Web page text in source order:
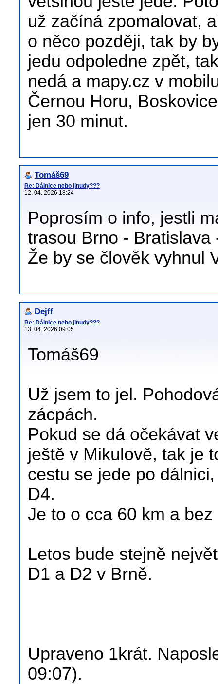
už začíná zpomalovat,
o něco později, tak by
jedu odpoledne zpět,
nedá a mapy.cz v
Černou Horu,
jen 30 minut.
Tomáš69
Re: Dálnice nebo jinudy???
12. 04. 2026 18:24
Poprosím o info, jestli
trasou Brno -
Že by se člověk vyhnul
Dejff
Re: Dálnice nebo jinudy???
13. 04. 2026 09:05
Tomáš69
Už jsem to jel.
zácpách.
Pokud se dá očekávat
ještě v Mikulově, tak je
cestu se jede po
D4.
Je to o cca 60 km a
Letos bude stejně
D1 a D2 v Brně.
Upraveno 1krát.
09:07).